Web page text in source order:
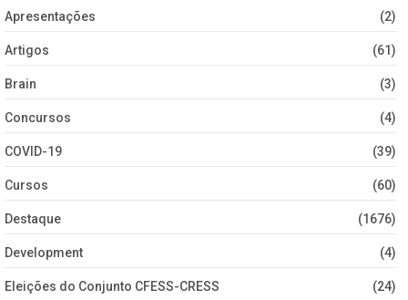
Apresentações (2)
Artigos (61)
Brain (3)
Concursos (4)
COVID-19 (39)
Cursos (60)
Destaque (1676)
Development (4)
Eleições do Conjunto CFESS-CRESS (24)